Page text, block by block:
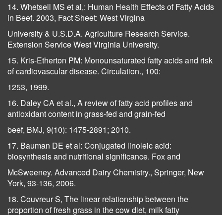
14. Whetsell MS et al,: Human Health Effects of Fatty Acids
in Beef. 2003, Fact Sheet: West Virgina
University & U.S.D.A. Agriculture Research Service.
Extension Service West Virginia University.
15. Kris-Etherton PM: Monounsaturated fatty acids and risk
of cardiovascular disease. Circulation., 100:
1253, 1999.
16. Daley CA et al., A review of fatty acid profiles and
antioxidant content in grass-fed and grain-fed
beef, BMJ, 9(10): 1475-2891; 2010.
17. Bauman DE et al: Conjugated linoleic acid:
biosynthesis and nutritional significance. Fox and
McSweeney. Advanced Dairy Chemistry., Springer, New
York, 93-136, 2006.
18. Couvreur S, The linear relationship between the
proportion of fresh grass in the cow diet, milk fatty